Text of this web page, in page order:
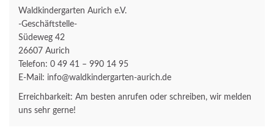
Waldkindergarten Aurich e.V.
-Geschäftstelle-
Südeweg 42
26607 Aurich
Telefon: 0 49 41 – 990 14 95
E-Mail: info@waldkindergarten-aurich.de
Erreichbarkeit: Am besten anrufen oder schreiben, wir melden
uns sehr gerne!